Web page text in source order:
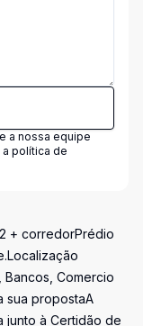
a nossa equipe
política de
+ corredorPrédio
Comercio
sua propostaA
junto à Certidão de